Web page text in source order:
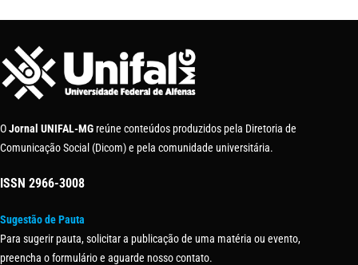
OJornal UNIFAL-MG reúne conteúdos produzidos pela Diretoria de
Comunicação Social (Dicom) e pela comunidade universitária.
ISSN 2966-3008
Sugestão de Pauta
Para sugerir pauta, solicitar a publicação de uma matéria ou evento,
preencha o formulário e aguarde nosso contato.